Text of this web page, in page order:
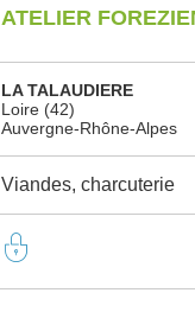
ATELIER
LA TALAUDIERE
Loire (42)
Auvergne-Rhône-Alpes
Viandes, charcuterie